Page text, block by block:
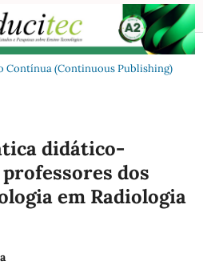
Contínua (Continuous Publishing)
didático-
dos
em Radiologia